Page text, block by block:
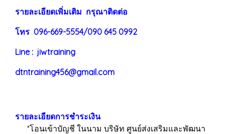
รายละเอียดเพิ่มเติม กรุณาติดต่อ
โทร 096-669-5554/090 645 0992
Line : jiwtraining
dtntraining456@gmail.com
รายละเอียดการชำระเงิน
*โอนเข้าบัญชี ในนาม บริษัท ศูนย์ส่งเสริมและพัฒนา